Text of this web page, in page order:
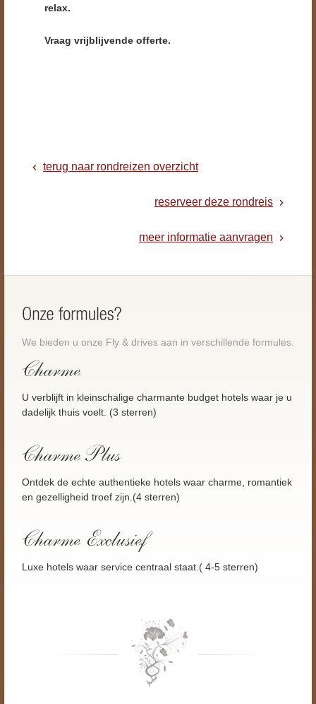
relax.
Vraag vrijblijvende offerte.
terug naar rondreizen overzicht
reserveer deze rondreis
meer informatie aanvragen
We bieden u onze Fly & drives aan in verschillende formules.
U verblijft in kleinschalige charmante budget hotels waar je u
dadelijk thuis voelt. (3 sterren)
Ontdek de echte authentieke hotels waar charme, romantiek
en gezelligheid troef zijn.(4 sterren)
Luxe hotels waar service centraal staat.( 4-5 sterren)